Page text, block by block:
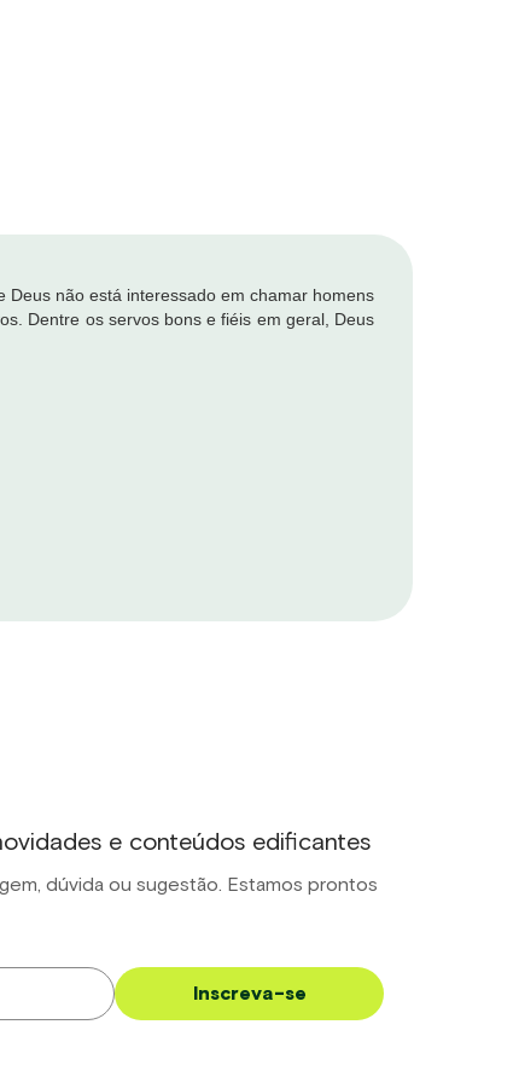
não está interessado em chamar homens
Dentre os servos bons e fiéis em geral, Deus
e conteúdos edificantes
dúvida ou sugestão. Estamos prontos